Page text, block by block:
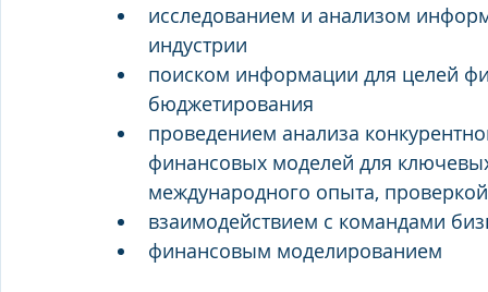
исследованием и анализом
индустрии
поиском информации для целей
бюджетирования
проведением анализа
финансовых моделей для
международного опыта,
взаимодействием с командами
финансовым моделированием